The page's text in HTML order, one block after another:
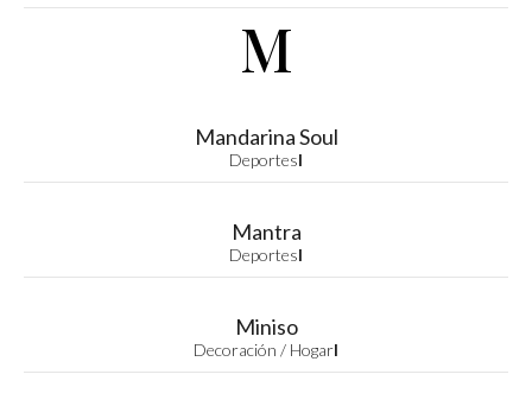
M
Mandarina Soul
DeportesI
Mantra
DeportesI
Miniso
Decoración / HogarI